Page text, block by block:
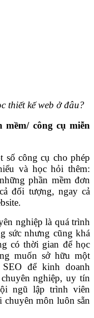
thiết kế web ở đâu?
mềm/ công cụ miễn
số công cụ cho phép
và học hỏi thêm:
phần mềm đơn
đối tượng, ngay cả
nghiệp là quá trình
sức nhưng cũng khá
có thời gian để học
muốn sở hữu một
SEO để kinh doanh
nghiệp, uy tín
ngũ lập trình viên
môn luôn sẵn